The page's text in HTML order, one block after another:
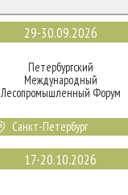
29-30.09.2026
Петербургский
Международный
Лесопромышленный Форум
Санкт-Петербург
17-20.10.2026